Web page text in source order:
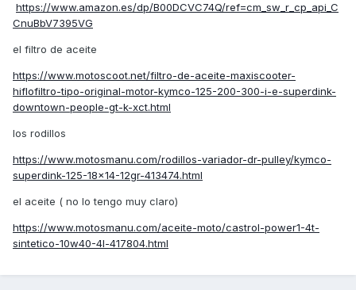
https://www.amazon.es/dp/B00DCVC74Q/ref=cm_sw_r_cp_api_C
CnuBbV7395VG
el filtro de aceite
https://www.motoscoot.net/filtro-de-aceite-maxiscooter-
hiflofiltro-tipo-original-motor-kymco-125-200-300-i-e-superdink-
downtown-people-gt-k-xct.html
los rodillos
https://www.motosmanu.com/rodillos-variador-dr-pulley/kymco-
superdink-125-18x14-12gr-413474.html
el aceite ( no lo tengo muy claro)
https://www.motosmanu.com/aceite-moto/castrol-power1-4t-
sintetico-10w40-4l-417804.html